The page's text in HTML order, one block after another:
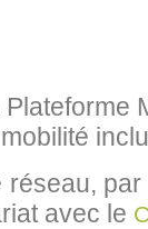
avec le